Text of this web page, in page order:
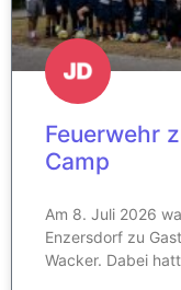
Feuerwehr
Camp
Am 8. Juli 2026
Enzersdorf zu
Wacker. Dabei